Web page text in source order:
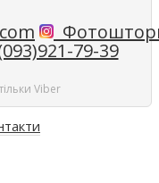
79-39
Viber